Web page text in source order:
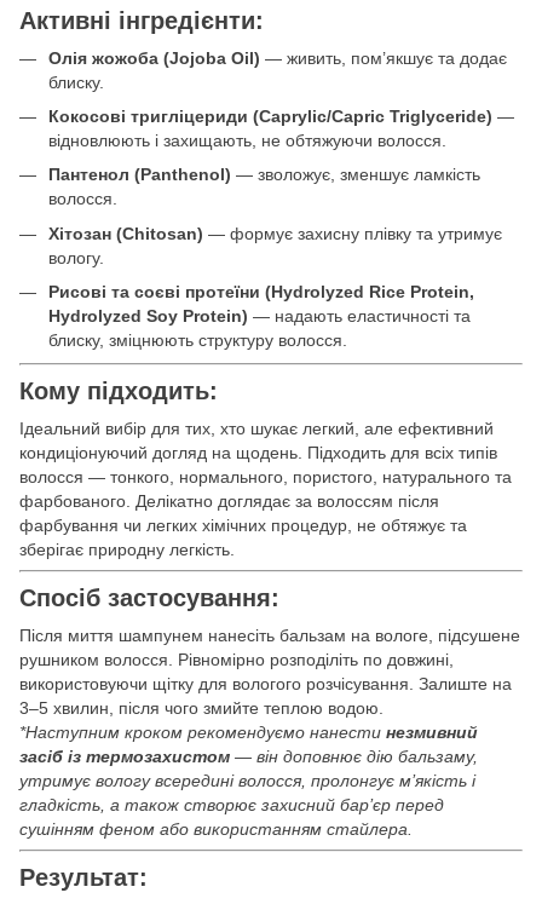
Активні інгредієнти:
Олія жожоба (Jojoba Oil) — живить, пом’якшує та додає
блиску.
Кокосові тригліцериди (Caprylic/Capric Triglyceride) —
відновлюють і захищають, не обтяжуючи волосся.
Пантенол (Panthenol) — зволожує, зменшує ламкість
волосся.
Хітозан (Chitosan) — формує захисну плівку та утримує
вологу.
Рисові та соєві протеїни (Hydrolyzed Rice Protein,
Hydrolyzed Soy Protein) — надають еластичності та
блиску, зміцнюють структуру волосся.
Кому підходить:
Ідеальний вибір для тих, хто шукає легкий, але ефективний
кондиціонуючий догляд на щодень. Підходить для всіх типів
волосся — тонкого, нормального, пористого, натурального та
фарбованого. Делікатно доглядає за волоссям після
фарбування чи легких хімічних процедур, не обтяжує та
зберігає природну легкість.
Спосіб застосування:
Після миття шампунем нанесіть бальзам на вологе, підсушене
рушником волосся. Рівномірно розподіліть по довжині,
використовуючи щітку для вологого розчісування. Залиште на
3–5 хвилин, після чого змийте теплою водою.
*Наступним кроком рекомендуємо нанести незмивний
засіб із термозахистом — він доповнює дію бальзаму,
утримує вологу всередині волосся, пролонгує м’якість і
гладкість, а також створює захисний бар’єр перед
сушінням феном або використанням стайлера.
Результат: